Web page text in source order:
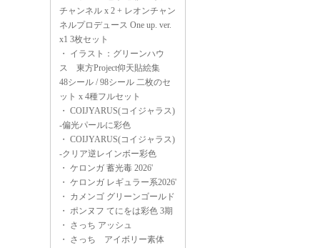
チャンネル x 2 + レオンチャン
ネルプロデュース One up. ver.
x1 3枚セット
・ イラスト：グリーンハウ
ス 東方Project仰天貼絵集
48シール / 98シール 二枚のセ
ット x 4種フルセット
・ COIJYARUS(コイジャラス)
-偏光パールに彩色
・ COIJYARUS(コイジャラス)
-クリア逆レインボー彩色
・ ケロンガ 蓄光毒 2026'
・ ケロンガ レギュラー系2026'
・ カメンゴ グリーンゴールド
・ ポンヌフ てにをは彩色 3期
・ さっち アッシュ
・ さっち アイボリー素体